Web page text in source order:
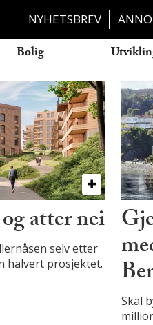
NYHETSBREV
Bolig
atter nei
selv etter
halvert prosjektet.
Skal